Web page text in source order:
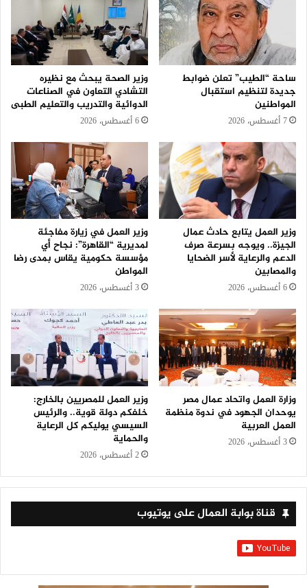
ساحة “الطيب” تعلن ضوابط
جديدة لتنظيم استقبال
المواطنين
7 أغسطس، 2026
وزير الصحة يبحث مع نظيره
التشادي التعاون في الصناعات
الدوائية والتدريب والتعليم الطبى
6 أغسطس، 2026
وزير العمل يتابع حادث عمال
الجيزة.. ويوجه بسرعة صرف
الدعم والرعاية لأسر الضحايا
والمصابين
6 أغسطس، 2026
وزير العمل في زيارة مفاجئة
لمديرية “القاهرة”: نجاح أي
مؤسسة حكومية يقاس بمدى رضا
المواطن
3 أغسطس، 2026
وزارة العمل واتحاد عمال مصر
يوحدان الجهود في ندوة منظمة
العمل العربية
3 أغسطس، 2026
وزير العمل للمصريين بالخارج:
خلفكم دولة قوية.. والرئيس
السيسي يوليكم كل الرعاية
والحماية
2 أغسطس، 2026
قناة بوابة العمال على يوتيوب